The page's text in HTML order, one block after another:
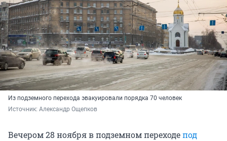
Из подземного перехода эвакуировали порядка 70 человек
Источник: Александр Ощепков
Вечером 28 ноября в подземном переходепод